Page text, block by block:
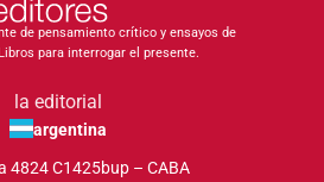
de pensamiento crítico y ensayos de
para interrogar el presente.
la editorial
argentina
4824 C1425bup – CABA